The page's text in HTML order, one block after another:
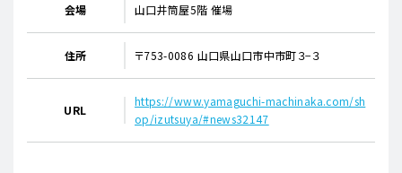
会場 山口井筒屋5階 催場
住所 〒753-0086 山口県山口市中市町３−３
URL
https://www.yamaguchi-machinaka.com/sh
op/izutsuya/#news32147